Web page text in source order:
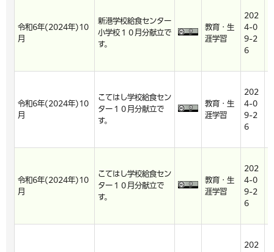
令和6年(2024年)10
月
新港学校給食センター
小学校１０月分献立で
す。
教育・生
涯学習
202
4-0
9-2
6
令和6年(2024年)10
月
こてはし学校給食セン
ター１０月分献立で
す。
教育・生
涯学習
202
4-0
9-2
6
令和6年(2024年)10
月
こてはし学校給食セン
ター１０月分献立で
す。
教育・生
涯学習
202
4-0
9-2
6
202